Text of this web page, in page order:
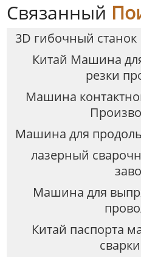
Связанный
3D гибочный станок
Китай Машина
резки
Машина
Машина для
лазерный
Машина для
Китай паспорта